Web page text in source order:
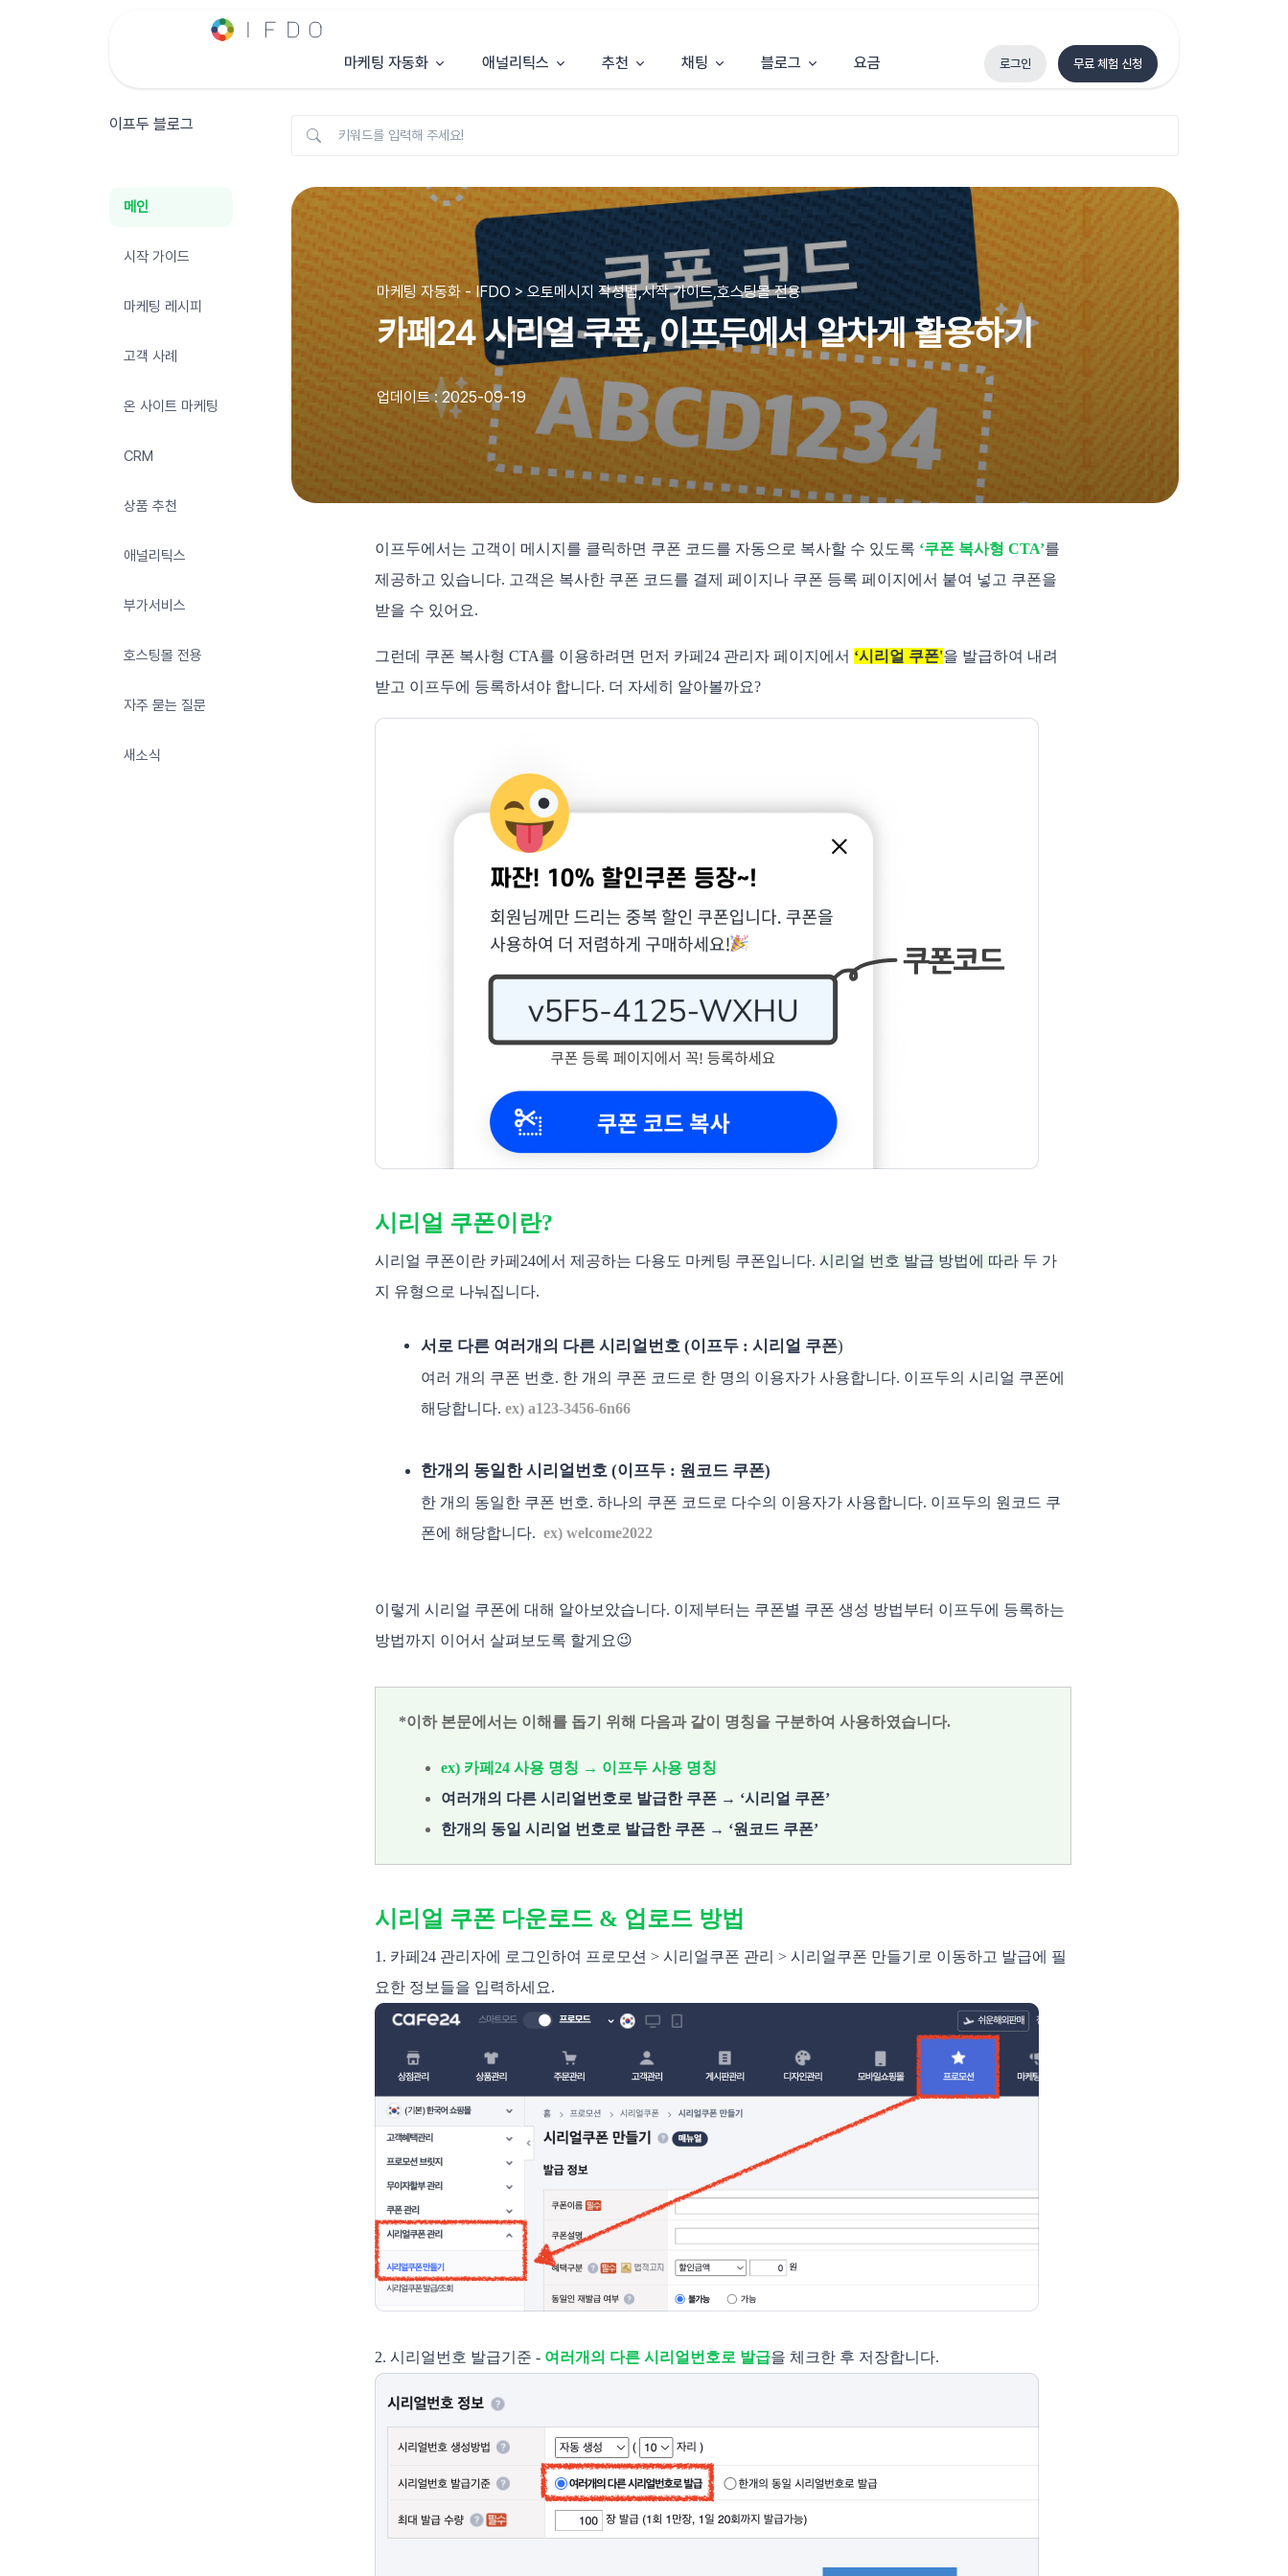
마케팅 자동화 애널리틱스 추천 채팅 블로그 요금 로그인 무료 체험 신청
이프두 블로그
마케팅 자동화 - IFDO > 오토메시지 작성법,시작 가이드,호스팅몰 전용
카페24 시리얼 쿠폰, 이프두에서 알차게 활용하기
업데이트 : 2025-09-19
이프두에서는 고객이 메시지를 클릭하면 쿠폰 코드를 자동으로 복사할 수 있도록 ‘쿠폰 복사형 CTA’를
제공하고 있습니다. 고객은 복사한 쿠폰 코드를 결제 페이지나 쿠폰 등록 페이지에서 붙여 넣고 쿠폰을
받을 수 있어요.
그런데 쿠폰 복사형 CTA를 이용하려면 먼저 카페24 관리자 페이지에서 ‘시리얼 쿠폰'을 발급하여 내려
받고 이프두에 등록하셔야 합니다. 더 자세히 알아볼까요?
시리얼 쿠폰이란?
시리얼 쿠폰이란 카페24에서 제공하는 다용도 마케팅 쿠폰입니다. 시리얼 번호 발급 방법에 따라 두 가
지 유형으로 나눠집니다.
서로 다른 여러개의 다른 시리얼번호 (이프두 : 시리얼 쿠폰)
여러 개의 쿠폰 번호. 한 개의 쿠폰 코드로 한 명의 이용자가 사용합니다. 이프두의 시리얼 쿠폰에
해당합니다. ex) a123-3456-6n66
한개의 동일한 시리얼번호 (이프두 : 원코드 쿠폰)
한 개의 동일한 쿠폰 번호. 하나의 쿠폰 코드로 다수의 이용자가 사용합니다. 이프두의 원코드 쿠
폰에 해당합니다. ex) welcome2022
이렇게 시리얼 쿠폰에 대해 알아보았습니다. 이제부터는 쿠폰별 쿠폰 생성 방법부터 이프두에 등록하는
방법까지 이어서 살펴보도록 할게요😉
*이하 본문에서는 이해를 돕기 위해 다음과 같이 명칭을 구분하여 사용하였습니다.
ex) 카페24 사용 명칭 → 이프두 사용 명칭
여러개의 다른 시리얼번호로 발급한 쿠폰 → ‘시리얼 쿠폰’
한개의 동일 시리얼 번호로 발급한 쿠폰 → ‘원코드 쿠폰’
시리얼 쿠폰 다운로드 & 업로드 방법
1. 카페24 관리자에 로그인하여 프로모션 > 시리얼쿠폰 관리 > 시리얼쿠폰 만들기로 이동하고 발급에 필
요한 정보들을 입력하세요.
2. 시리얼번호 발급기준 - 여러개의 다른 시리얼번호로 발급을 체크한 후 저장합니다.
메인
시작 가이드
마케팅 레시피
고객 사례
온 사이트 마케팅
CRM
상품 추천
애널리틱스
부가서비스
호스팅몰 전용
자주 묻는 질문
새소식